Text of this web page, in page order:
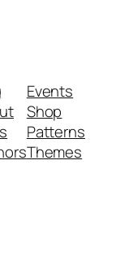
Events
Shop
Patterns
Themes